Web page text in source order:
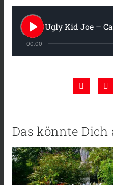
play_arrow Ugly Kid Joe –
00:00
Das könnte